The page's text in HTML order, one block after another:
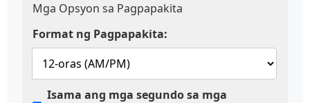
Mga Opsyon sa Pagpapakita
Format ng Pagpapakita:
Isama ang mga segundo sa mga